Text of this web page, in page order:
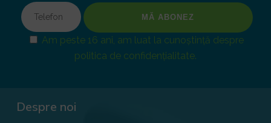
Am peste 16 ani, am luat la cunoștință despre
politica de confidențialitate.
Despre noi